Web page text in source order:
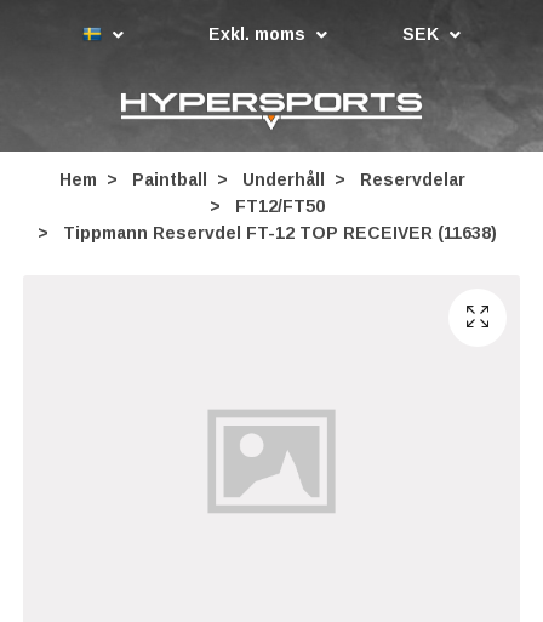
Exkl. moms SEK
Hem Paintball Underhåll
Reservdelar
FT12/FT50
Tippmann Reservdel FT-12 TOP RECEIVER (11638)